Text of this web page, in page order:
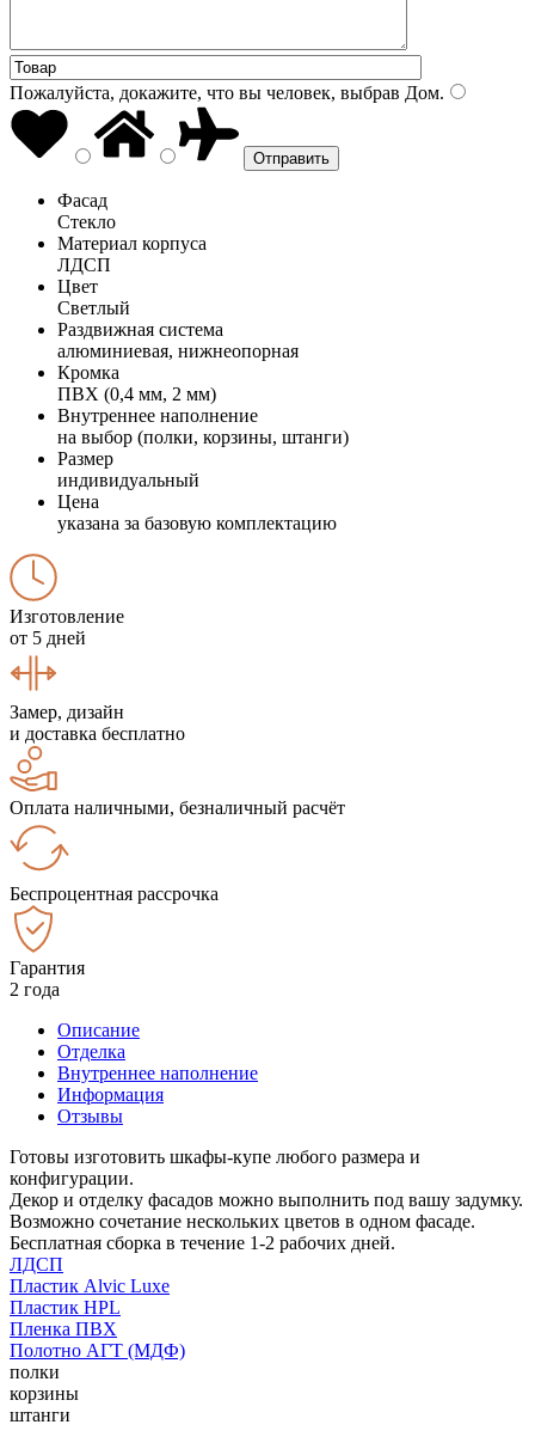
Пожалуйста, докажите, что вы человек, выбрав Дом.
Фасад
Стекло
Материал корпуса
ЛДСП
Цвет
Светлый
Раздвижная система
алюминиевая, нижнеопорная
Кромка
ПВХ (0,4 мм, 2 мм)
Внутреннее наполнение
на выбор (полки, корзины, штанги)
Размер
индивидуальный
Цена
указана за базовую комплектацию
Изготовление
от 5 дней
Замер, дизайн
и доставка бесплатно
Оплата наличными, безналичный расчёт
Беспроцентная рассрочка
Гарантия
2 года
Описание
Отделка
Внутреннее наполнение
Информация
Отзывы
Готовы изготовить шкафы-купе любого размера и
конфигурации.
Декор и отделку фасадов можно выполнить под вашу задумку.
Возможно сочетание нескольких цветов в одном фасаде.
Бесплатная сборка в течение 1-2 рабочих дней.
ЛДСП
Пластик Alvic Luxe
Пластик HPL
Пленка ПВХ
Полотно АГТ (МДФ)
полки
корзины
штанги